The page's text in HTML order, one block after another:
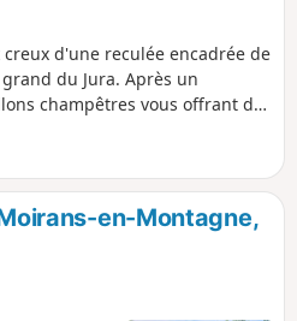
creux d'une reculée encadrée de
du Jura. Après un
champêtres vous offrant de
surplombant ses eaux
en-Montagne,